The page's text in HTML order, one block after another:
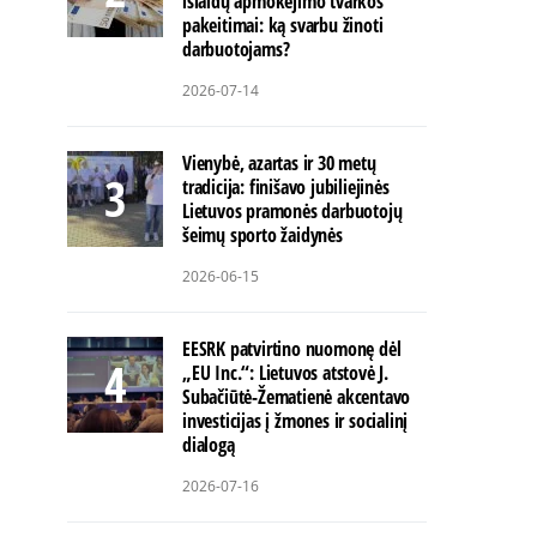
pakeitimai: ką svarbu žinoti
darbuotojams?
2026-07-14
Vienybė, azartas ir 30 metų
tradicija: finišavo jubiliejinės
Lietuvos pramonės darbuotojų
šeimų sporto žaidynės
2026-06-15
EESRK patvirtino nuomonę dėl
„EU Inc.“: Lietuvos atstovė J.
Subačiūtė-Žematienė akcentavo
investicijas į žmones ir socialinį
dialogą
2026-07-16